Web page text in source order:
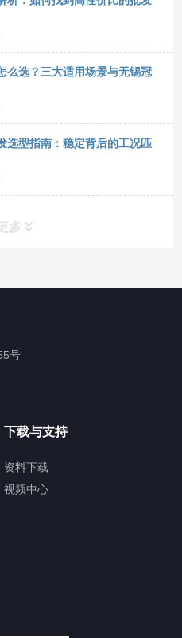
么选？三大适用场景与无锡冠
选型指南：稳定背后的工况匹
多
号
下载与支持
资料下载
视频中心